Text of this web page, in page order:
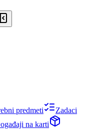
predmeti
Zadaci
na karti